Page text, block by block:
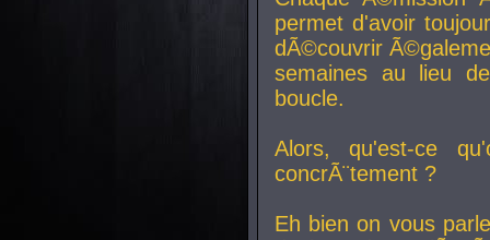
permet d'avoir
dÃ©couvrir
semaines au lieu
boucle.
Alors, qu'est-ce
concrÃ¨tement ?
Eh bien on vous